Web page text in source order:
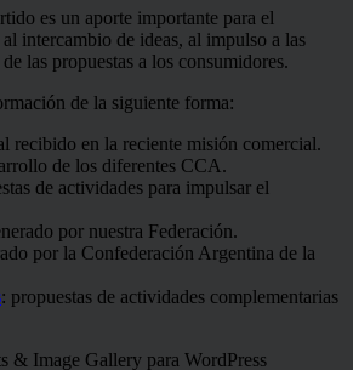
es un aporte importante para el
intercambio de ideas, al impulso a las
las propuestas a los consumidores.
de la siguiente forma:
recibido en la reciente misión comercial.
de los diferentes CCA.
de actividades para impulsar el
por nuestra Federación.
por la Confederación Argentina de la
: propuestas de actividades complementarias